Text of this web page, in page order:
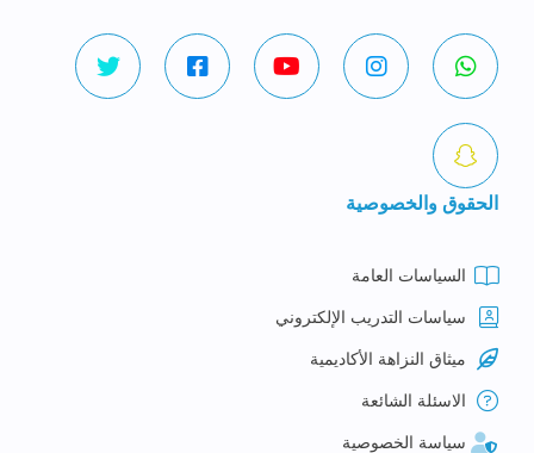
الحقوق والخصوصية
السياسات العامة
سياسات التدريب الإلكتروني
ميثاق النزاهة الأكاديمية
الاسئلة الشائعة
سياسة الخصوصية